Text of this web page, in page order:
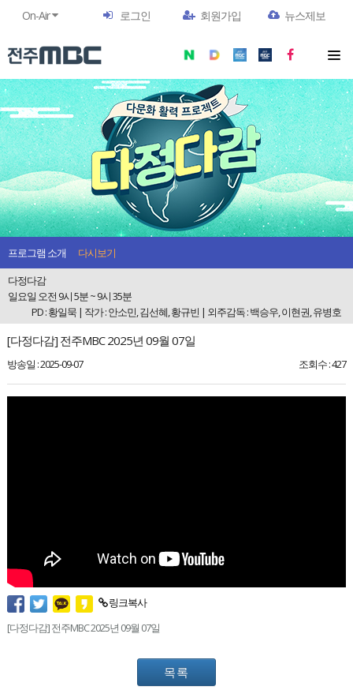
On-Air 로그인 회원가입 뉴스제보
프로그램 소개
다시보기
다정다감
일요일 오전 9시 5분 ~ 9시 35분
PD : 황일묵 | 작가 : 안소민, 김선혜, 황규빈 | 외주감독 : 백승우, 이현권, 유병호
[다정다감] 전주MBC 2025년 09월 07일
방송일 : 2025-09-07 조회수 : 427
링크복사
[다정다감] 전주MBC 2025년 09월 07일
목록